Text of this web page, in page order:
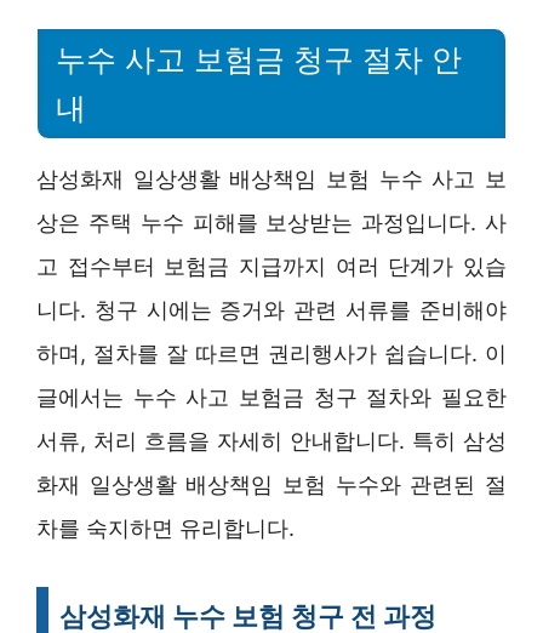
누수 사고 보험금 청구 절차 안
내
삼성화재 일상생활 배상책임 보험 누수 사고 보
상은 주택 누수 피해를 보상받는 과정입니다. 사
고 접수부터 보험금 지급까지 여러 단계가 있습
니다. 청구 시에는 증거와 관련 서류를 준비해야
하며, 절차를 잘 따르면 권리행사가 쉽습니다. 이
글에서는 누수 사고 보험금 청구 절차와 필요한
서류, 처리 흐름을 자세히 안내합니다. 특히 삼성
화재 일상생활 배상책임 보험 누수와 관련된 절
차를 숙지하면 유리합니다.
삼성화재 누수 보험 청구 전 과정